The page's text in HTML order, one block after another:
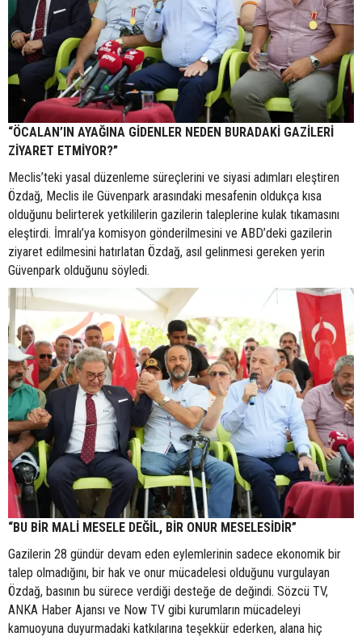
“ÖCALAN’IN AYAĞINA GİDENLER NEDEN BURADAKİ GAZİLERİ
ZİYARET ETMİYOR?”
Meclis’teki yasal düzenleme süreçlerini ve siyasi adımları eleştiren
Özdağ, Meclis ile Güvenpark arasındaki mesafenin oldukça kısa
olduğunu belirterek yetkililerin gazilerin taleplerine kulak tıkamasını
eleştirdi. İmralı’ya komisyon gönderilmesini ve ABD’deki gazilerin
ziyaret edilmesini hatırlatan Özdağ, asıl gelinmesi gereken yerin
Güvenpark olduğunu söyledi.
“BU BİR MALİ MESELE DEĞİL, BİR ONUR MESELESİDİR”
Gazilerin 28 gündür devam eden eylemlerinin sadece ekonomik bir
talep olmadığını, bir hak ve onur mücadelesi olduğunu vurgulayan
Özdağ, basının bu sürece verdiği desteğe de değindi. Sözcü TV,
ANKA Haber Ajansı ve Now TV gibi kurumların mücadeleyi
kamuoyuna duyurmadaki katkılarına teşekkür ederken, alana hiç